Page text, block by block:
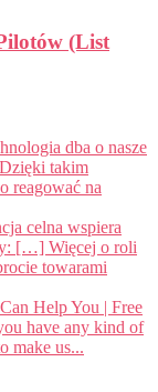
(List
dba o nasze
takim
reagować na
celna wspiera
[…] Więcej o roli
towarami
Help You | Free
have any kind of
make us...